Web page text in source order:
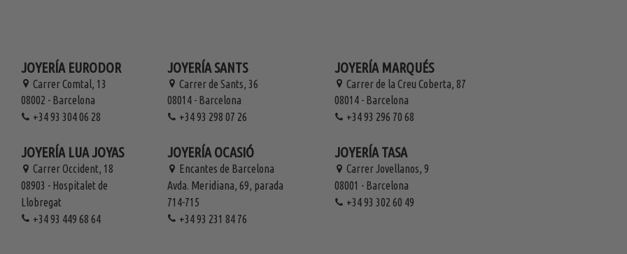
JOYERÍA EURODOR
Carrer Comtal, 13
08002 - Barcelona
+34 93 304 06 28
JOYERÍA SANTS
Carrer de Sants, 36
08014 - Barcelona
+34 93 298 07 26
JOYERÍA LUA JOYAS
Carrer Occident, 18
08903 - Hospitalet de
Llobregat
+34 93 449 68 64
JOYERÍA OCASIÓ
Encantes de Barcelona
Avda. Meridiana, 69, parada
714-715
+34 93 231 84 76
JOYERÍA MARQUÉS
Carrer de la Creu Coberta, 87
08014 - Barcelona
+34 93 296 70 68
JOYERÍA TASA
Carrer Jovellanos, 9
08001 - Barcelona
+34 93 302 60 49